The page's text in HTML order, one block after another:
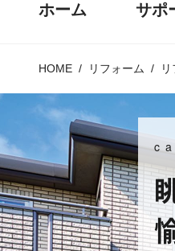
ホーム サポ
HOME リフォーム